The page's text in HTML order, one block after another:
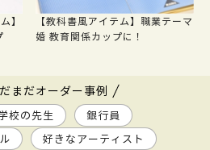
】
【教科書風アイテム】職業テーマ
婚 教育関係カップに！
まだオーダー事例
校の先生
銀行員
好きなアーティスト